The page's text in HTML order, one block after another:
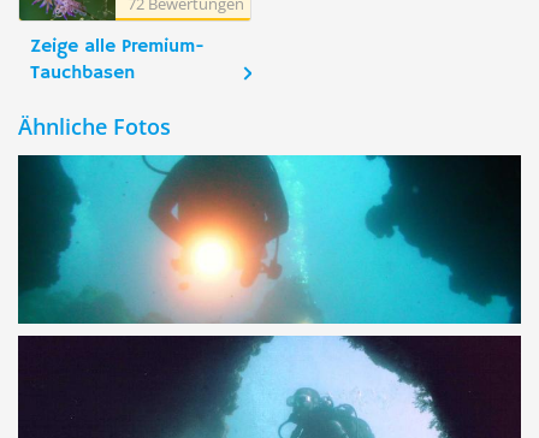
Zeige alle Premium-
Tauchbasen
Ähnliche Fotos